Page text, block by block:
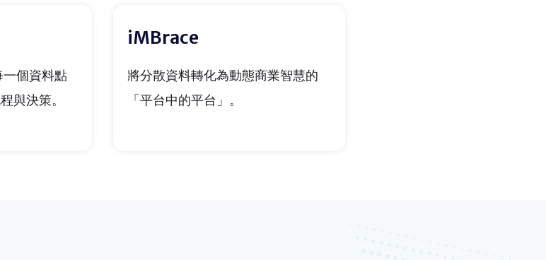
個資料點
與決策。
iMBrace
將分散資料轉化為動態商業智慧的
「平台中的平台」。